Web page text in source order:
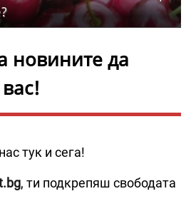
новините да
тук и сега!
, ти подкрепяш свободата